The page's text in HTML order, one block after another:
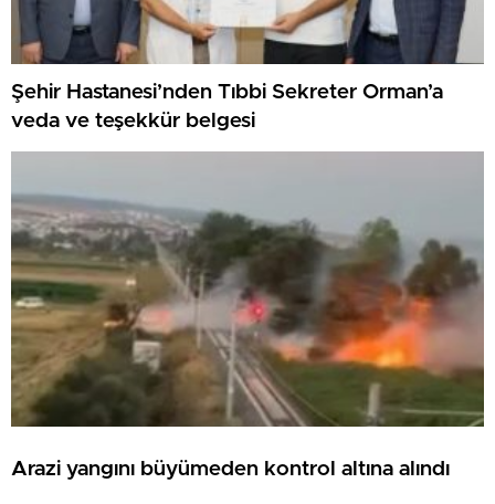
Şehir Hastanesi’nden Tıbbi Sekreter Orman’a
veda ve teşekkür belgesi
Arazi yangını büyümeden kontrol altına alındı